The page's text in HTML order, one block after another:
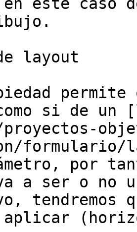
layout
si de
proyectos-
formulario/
por
a ser o no
tendremos
aplicar